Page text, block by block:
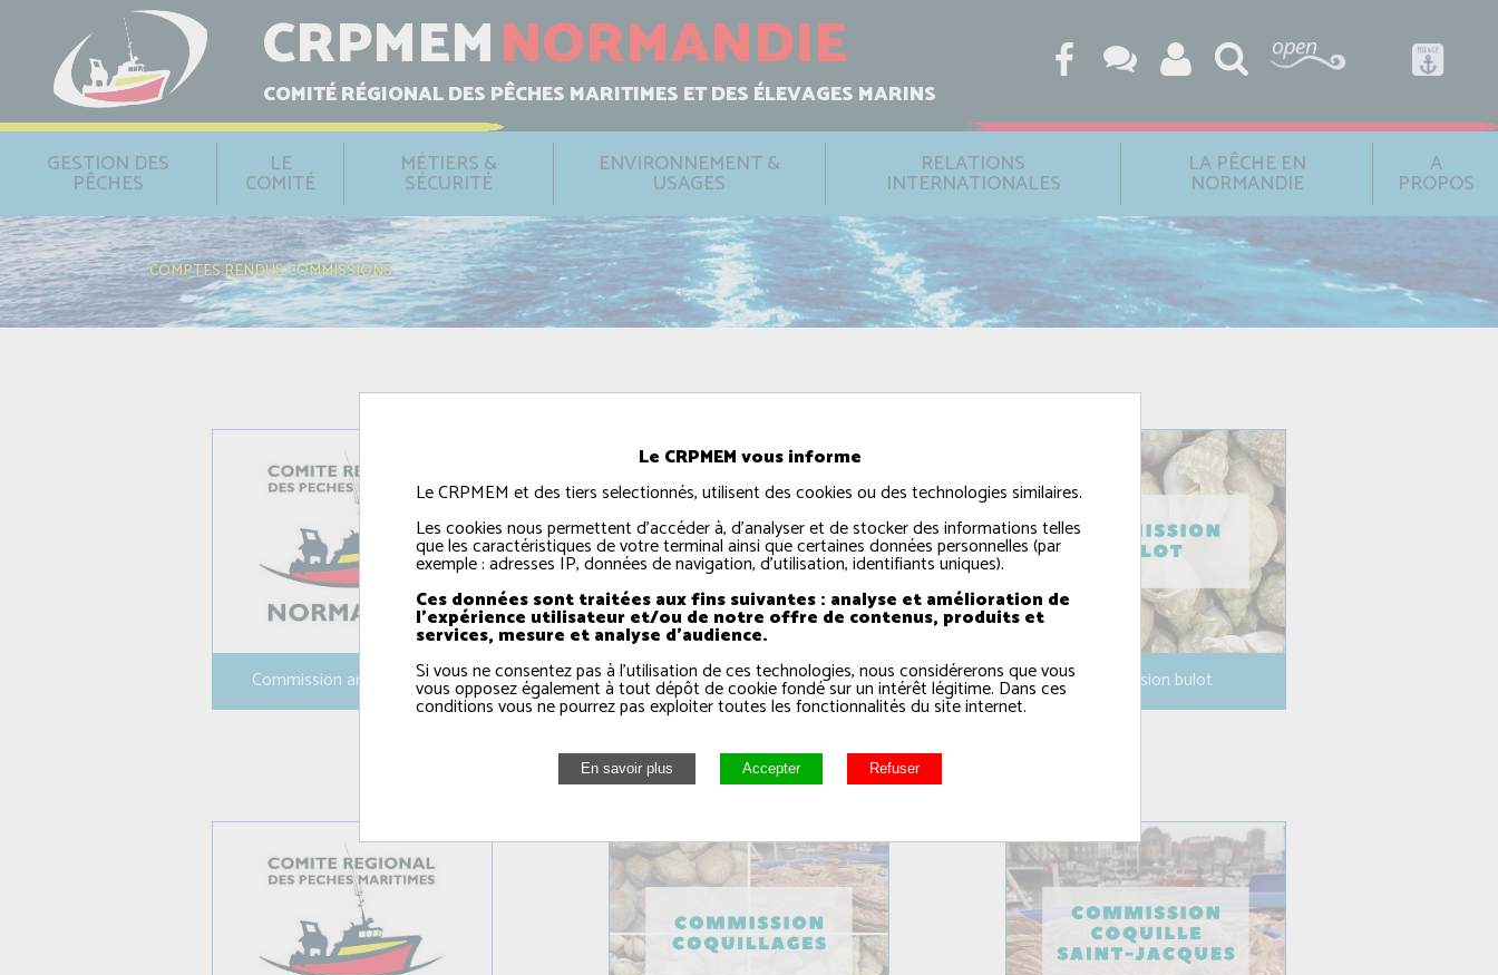
CRPMEMNORMANDIE
COMITÉ RÉGIONAL DES PÊCHES MARITIMES ET DES ÉLEVAGES MARINS
GESTION DES
PÊCHES
LE
COMITÉ
MÉTIERS &
SÉCURITÉ
ENVIRONNEMENT &
USAGES
RELATIONS
INTERNATIONALES
LA PÊCHE EN
NORMANDIE
A
PROPOS
COMPTES RENDUS COMMISSIONS
Commission arts dormants Commission Bande côtière Commission bulot
Le CRPMEM vous informe
Le CRPMEM et des tiers selectionnés, utilisent des cookies ou des technologies similaires.
Les cookies nous permettent d'accéder à, d'analyser et de stocker des informations telles
que les caractéristiques de votre terminal ainsi que certaines données personnelles (par
exemple : adresses IP, données de navigation, d'utilisation, identifiants uniques).
Ces données sont traitées aux fins suivantes : analyse et amélioration de
l'expérience utilisateur et/ou de notre offre de contenus, produits et
services, mesure et analyse d'audience.
Si vous ne consentez pas à l'utilisation de ces technologies, nous considérerons que vous
vous opposez également à tout dépôt de cookie fondé sur un intérêt légitime. Dans ces
conditions vous ne pourrez pas exploiter toutes les fonctionnalités du site internet.